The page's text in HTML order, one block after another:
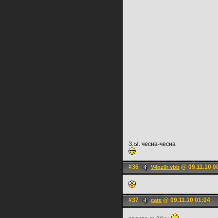
З.Ы. чесна-чесна
#36 V4nz0r vbb @ 09.11.10
#37 care @ 09.11.10 01:04